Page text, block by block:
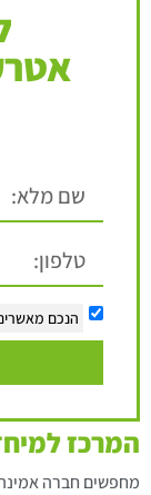
הנכם
המרכז
מחפשים חברה